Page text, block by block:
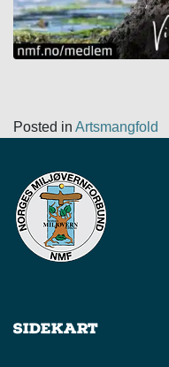
Posted in Artsmangfold
Sidekart